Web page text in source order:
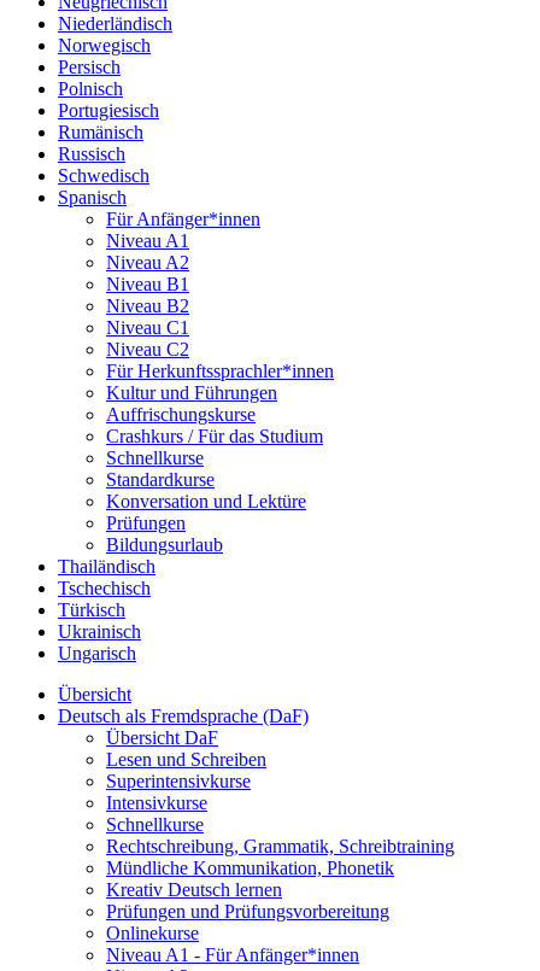
Niederländisch
Norwegisch
Persisch
Polnisch
Portugiesisch
Rumänisch
Russisch
Schwedisch
Spanisch
Für Anfänger*innen
Niveau A1
Niveau A2
Niveau B1
Niveau B2
Niveau C1
Niveau C2
Für Herkunftssprachler*innen
Kultur und Führungen
Auffrischungskurse
Crashkurs / Für das Studium
Schnellkurse
Standardkurse
Konversation und Lektüre
Prüfungen
Bildungsurlaub
Thailändisch
Tschechisch
Türkisch
Ukrainisch
Ungarisch
Übersicht
Deutsch als Fremdsprache (DaF)
Übersicht DaF
Lesen und Schreiben
Superintensivkurse
Intensivkurse
Schnellkurse
Rechtschreibung, Grammatik, Schreibtraining
Mündliche Kommunikation, Phonetik
Kreativ Deutsch lernen
Prüfungen und Prüfungsvorbereitung
Onlinekurse
Niveau A1 - Für Anfänger*innen